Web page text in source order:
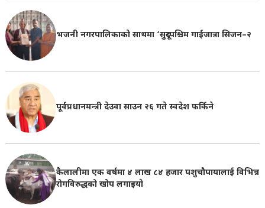
भजनी नगरपालिकाको साथमा ‘सुदूरपश्चिम गाईजात्रा सिजन–२
पूर्वप्रधानमन्त्री देउवा साउन २६ गते स्वदेश फर्किने
कैलालीमा एक वर्षमा ४ लाख ८४ हजार पशुचौपायालाई विभिन्न
रोगविरुद्धको खोप लगाइयाे